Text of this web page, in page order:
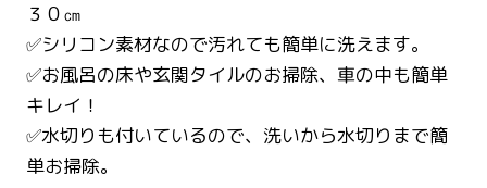
３０㎝
✅シリコン素材なので汚れても簡単に洗えます。
✅お風呂の床や玄関タイルのお掃除、車の中も簡単
キレイ！
✅水切りも付いているので、洗いから水切りまで簡
単お掃除。